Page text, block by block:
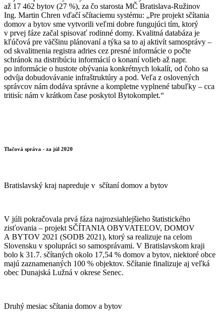
až 17 462 bytov (27 %), za čo starosta MČ Bratislava-Ružinov
Ing. Martin Chren vďačí sčítaciemu systému: „Pre projekt sčítania
domov a bytov sme vytvorili veľmi dobre fungujúci tím, ktorý
v prvej fáze začal spisovať rodinné domy. Kvalitná databáza je
kľúčová pre väčšinu plánovaní a týka sa to aj aktivít samosprávy –
od skvalitnenia registra adries cez presné informácie o počte
schránok na distribúciu informácií o konaní volieb až napr.
po informácie o hustote obývania konkrétnych lokalít, od čoho sa
odvíja dobudovávanie infraštruktúry a pod. Veľa z oslovených
správcov nám dodáva správne a kompletne vyplnené tabuľky – cca
tritisíc nám v krátkom čase poskytol Bytokomplet.“
Tlačová správa - za júl 2020
Bratislavský kraj napreduje v sčítaní domov a bytov
V júli pokračovala prvá fáza najrozsiahlejšieho štatistického
zisťovania – projekt SČÍTANIA OBYVATEĽOV, DOMOV
A BYTOV 2021 (SODB 2021), ktorý sa realizuje na celom
Slovensku v spolupráci so samosprávami. V Bratislavskom kraji
bolo k 31.7. sčítaných okolo 17,54 % domov a bytov, niektoré obce
majú zaznamenaných 100 % objektov. Sčítanie finalizuje aj veľká
obec Dunajská Lužná v okrese Senec.
Druhý mesiac sčítania domov a bytov